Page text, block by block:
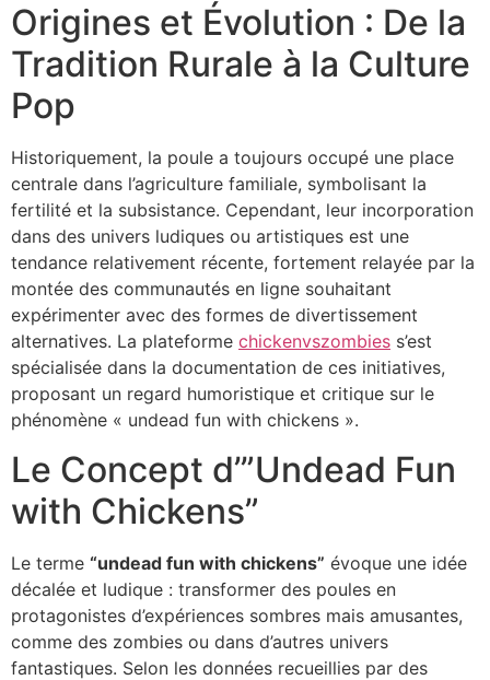
Origines et Évolution : De la
Tradition Rurale à la Culture
Pop
Historiquement, la poule a toujours occupé une place
centrale dans l’agriculture familiale, symbolisant la
fertilité et la subsistance. Cependant, leur incorporation
dans des univers ludiques ou artistiques est une
tendance relativement récente, fortement relayée par la
montée des communautés en ligne souhaitant
expérimenter avec des formes de divertissement
alternatives. La plateforme chickenvszombies s’est
spécialisée dans la documentation de ces initiatives,
proposant un regard humoristique et critique sur le
phénomène « undead fun with chickens ».
Le Concept d’”Undead Fun
with Chickens”
Le terme “undead fun with chickens” évoque une idée
décalée et ludique : transformer des poules en
protagonistes d’expériences sombres mais amusantes,
comme des zombies ou dans d’autres univers
fantastiques. Selon les données recueillies par des